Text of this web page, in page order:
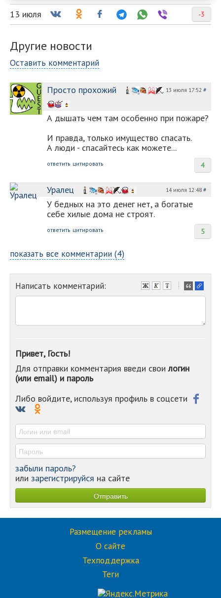
-3
13 июля
Другие новости
Оставить комментарий
Просто прохожий 13 июля 17:52 #
А дышать чем там особенно при пожаре?
И правда, только имущество спасать.
А люди - спасайтесь как можете...
4
ответить цитировать
Уралец 14 июля 12:48 #
У бедных на это денег нет, а богатые
себе хилые дома не строят.
5
ответить цитировать
показать все комментарии (4)
Написать комментарий:
-
-
-
-
-
Привет, Гость!
Для отправки комментария введи своилогин
(или email) и пароль
Либо войдите, используя профиль в соцсети
забыли пароль?
или зарегистрируйся на сайте
Размещение рекламы
О сайте
Техподдержка
Теги